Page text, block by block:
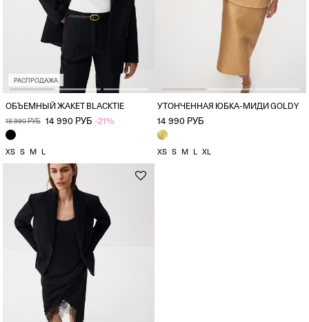
РАСПРОДАЖА
ОБЪЕМНЫЙ ЖАКЕТ BLACKTIE
18 990 РУБ 14 990 РУБ -21%
XS S M L
УТОНЧЕННАЯ ЮБКА-МИДИ GOLDY
14 990 РУБ
XS S M L XL